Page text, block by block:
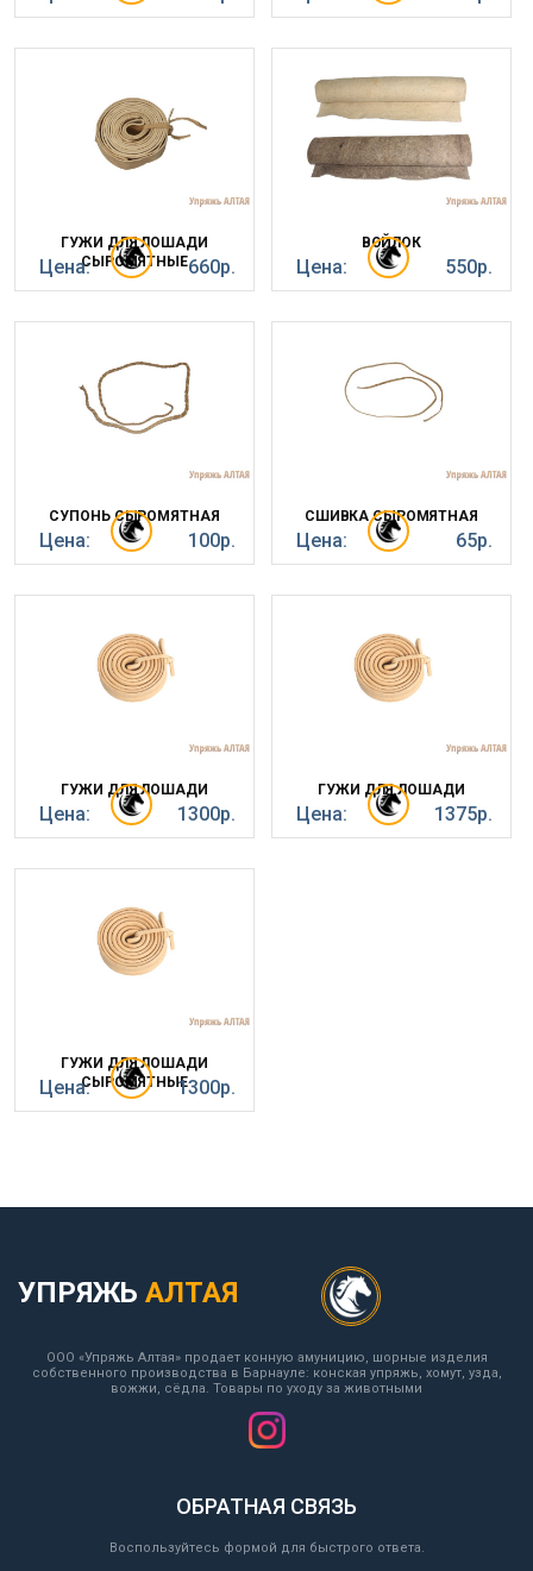
ГУЖИ ДЛЯ ЛОШАДИ
СЫРОМЯТНЫЕ
Цена: 660р.
ВОЙЛОК
Цена: 550р.
СУПОНЬ СЫРОМЯТНАЯ
Цена: 100р.
СШИВКА СЫРОМЯТНАЯ
Цена: 65р.
ГУЖИ ДЛЯ ЛОШАДИ
Цена: 1300р.
ГУЖИ ДЛЯ ЛОШАДИ
Цена: 1375р.
ГУЖИ ДЛЯ ЛОШАДИ
СЫРОМЯТНЫЕ
Цена: 1300р.
УПРЯЖЬ АЛТАЯ
ООО «Упряжь Алтая» продает конную амуницию, шорные изделия
собственного производства в Барнауле: конская упряжь, хомут, узда,
вожжи, сёдла. Товары по уходу за животными
ОБРАТНАЯ СВЯЗЬ
Воспользуйтесь формой для быстрого ответа.